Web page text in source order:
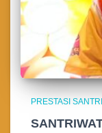
PRESTASI SANTRI